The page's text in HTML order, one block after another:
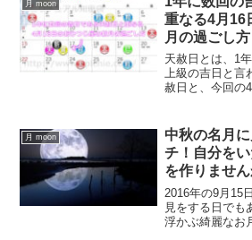
す。
月 moon
重なる4月16
月の過ごし方
天赦日とは、1
上級の吉日と言
赦日と、今回の
月は重なってい
ひつじ座の新
紹介します。
月 moon
中秋の名月
チ！自分を
を作りません
2016年の9月15
見をする日でも
浮かぶ綺麗なお